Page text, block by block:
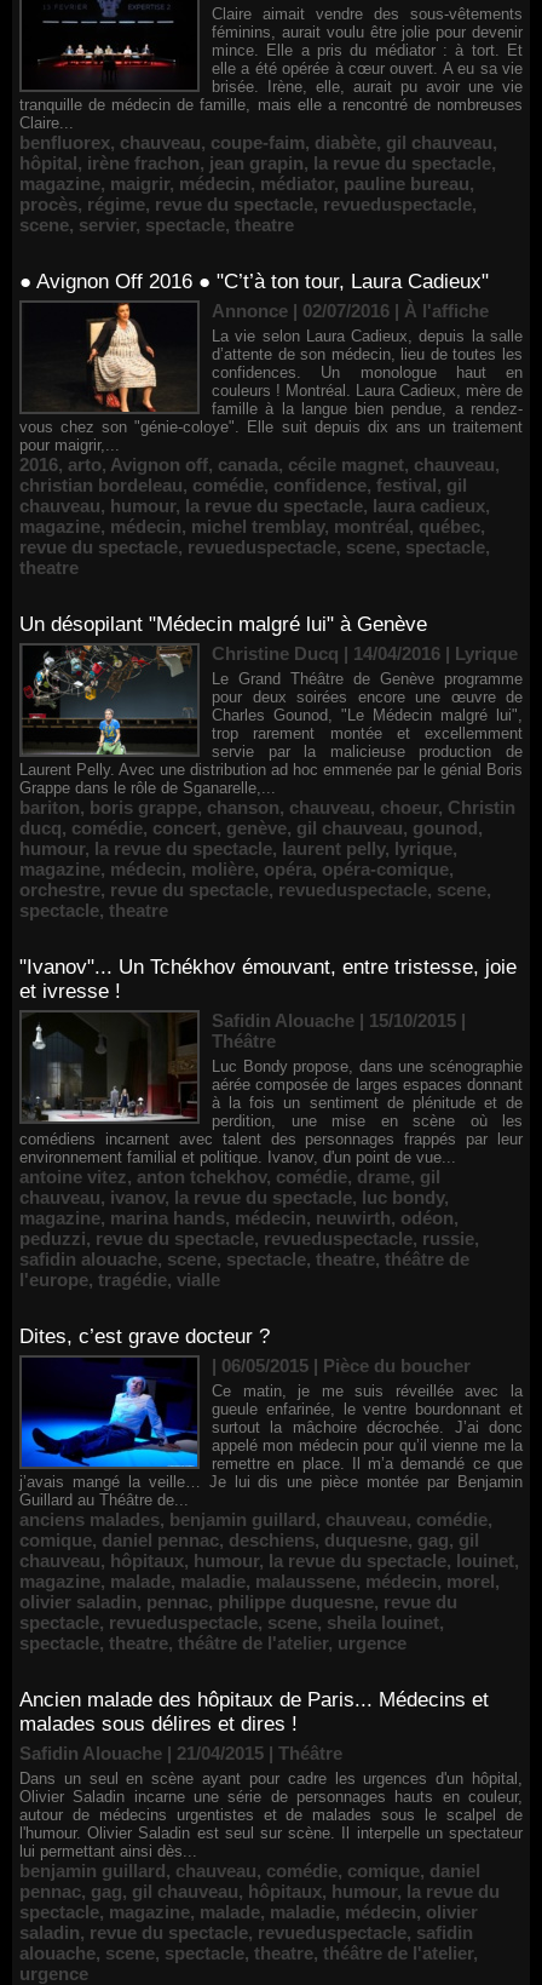
Claire aimait vendre des sous-vêtements
féminins, aurait voulu être jolie pour devenir
mince. Elle a pris du médiator : à tort. Et
elle a été opérée à cœur ouvert. A eu sa vie
brisée. Irène, elle, aurait pu avoir une vie
tranquille de médecin de famille, mais elle a rencontré de nombreuses
Claire...
benfluorex, chauveau, coupe-faim, diabète, gil chauveau,
hôpital, irène frachon, jean grapin, la revue du spectacle,
magazine, maigrir, médecin, médiator, pauline bureau,
procès, régime, revue du spectacle, revueduspectacle,
scene, servier, spectacle, theatre
● Avignon Off 2016 ● "C’t’à ton tour, Laura Cadieux"
Annonce | 02/07/2016 | À l'affiche
La vie selon Laura Cadieux, depuis la salle
d’attente de son médecin, lieu de toutes les
confidences. Un monologue haut en
couleurs ! Montréal. Laura Cadieux, mère de
famille à la langue bien pendue, a rendez-
vous chez son "génie-coloye". Elle suit depuis dix ans un traitement
pour maigrir,...
2016, arto, Avignon off, canada, cécile magnet, chauveau,
christian bordeleau, comédie, confidence, festival, gil
chauveau, humour, la revue du spectacle, laura cadieux,
magazine, médecin, michel tremblay, montréal, québec,
revue du spectacle, revueduspectacle, scene, spectacle,
theatre
Un désopilant "Médecin malgré lui" à Genève
Christine Ducq | 14/04/2016 | Lyrique
Le Grand Théâtre de Genève programme
pour deux soirées encore une œuvre de
Charles Gounod, "Le Médecin malgré lui",
trop rarement montée et excellemment
servie par la malicieuse production de
Laurent Pelly. Avec une distribution ad hoc emmenée par le génial Boris
Grappe dans le rôle de Sganarelle,...
bariton, boris grappe, chanson, chauveau, choeur, Christin
ducq, comédie, concert, genève, gil chauveau, gounod,
humour, la revue du spectacle, laurent pelly, lyrique,
magazine, médecin, molière, opéra, opéra-comique,
orchestre, revue du spectacle, revueduspectacle, scene,
spectacle, theatre
"Ivanov"... Un Tchékhov émouvant, entre tristesse, joie
et ivresse !
Safidin Alouache | 15/10/2015 |
Théâtre
Luc Bondy propose, dans une scénographie
aérée composée de larges espaces donnant
à la fois un sentiment de plénitude et de
perdition, une mise en scène où les
comédiens incarnent avec talent des personnages frappés par leur
environnement familial et politique. Ivanov, d'un point de vue...
antoine vitez, anton tchekhov, comédie, drame, gil
chauveau, ivanov, la revue du spectacle, luc bondy,
magazine, marina hands, médecin, neuwirth, odéon,
peduzzi, revue du spectacle, revueduspectacle, russie,
safidin alouache, scene, spectacle, theatre, théâtre de
l'europe, tragédie, vialle
Dites, c’est grave docteur ?
| 06/05/2015 | Pièce du boucher
Ce matin, je me suis réveillée avec la
gueule enfarinée, le ventre bourdonnant et
surtout la mâchoire décrochée. J’ai donc
appelé mon médecin pour qu’il vienne me la
remettre en place. Il m’a demandé ce que
j’avais mangé la veille… Je lui dis une pièce montée par Benjamin
Guillard au Théâtre de...
anciens malades, benjamin guillard, chauveau, comédie,
comique, daniel pennac, deschiens, duquesne, gag, gil
chauveau, hôpitaux, humour, la revue du spectacle, louinet,
magazine, malade, maladie, malaussene, médecin, morel,
olivier saladin, pennac, philippe duquesne, revue du
spectacle, revueduspectacle, scene, sheila louinet,
spectacle, theatre, théâtre de l'atelier, urgence
Ancien malade des hôpitaux de Paris... Médecins et
malades sous délires et dires !
Safidin Alouache | 21/04/2015 | Théâtre
Dans un seul en scène ayant pour cadre les urgences d'un hôpital,
Olivier Saladin incarne une série de personnages hauts en couleur,
autour de médecins urgentistes et de malades sous le scalpel de
l'humour. Olivier Saladin est seul sur scène. Il interpelle un spectateur
lui permettant ainsi dès...
benjamin guillard, chauveau, comédie, comique, daniel
pennac, gag, gil chauveau, hôpitaux, humour, la revue du
spectacle, magazine, malade, maladie, médecin, olivier
saladin, revue du spectacle, revueduspectacle, safidin
alouache, scene, spectacle, theatre, théâtre de l'atelier,
urgence